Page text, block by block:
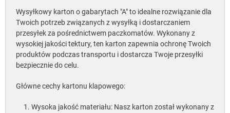
Wysyłkowy karton o gabarytach "A" to idealne rozwiązanie dla
Twoich potrzeb związanych z wysyłką i dostarczaniem
przesyłek za pośrednictwem paczkomatów. Wykonany z
wysokiej jakości tektury, ten karton zapewnia ochronę Twoich
produktów podczas transportu i dostarcza Twoje przesyłki
bezpiecznie do celu.
Główne cechy kartonu klapowego:
Wysoka jakość materiału: Nasz karton został wykonany z